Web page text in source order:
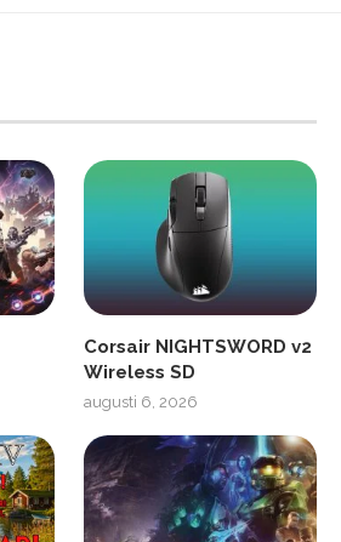
Corsair NIGHTSWORD v2
Wireless SD
augusti 6, 2026